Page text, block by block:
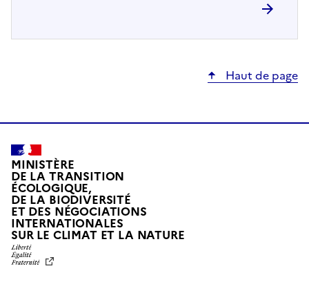
Haut de page
MINISTÈRE
DE LA TRANSITION
ÉCOLOGIQUE,
DE LA BIODIVERSITÉ
ET DES NÉGOCIATIONS
INTERNATIONALES
SUR LE CLIMAT ET LA NATUREL